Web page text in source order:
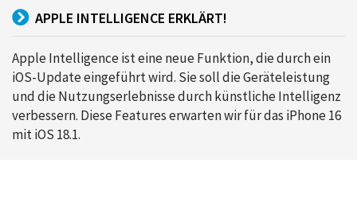
APPLE INTELLIGENCE ERKLÄRT!
Apple Intelligence ist eine neue Funktion, die durch ein
iOS-Update eingeführt wird. Sie soll die Geräteleistung
und die Nutzungserlebnisse durch künstliche Intelligenz
verbessern. Diese Features erwarten wir für das iPhone 16
mit iOS 18.1.